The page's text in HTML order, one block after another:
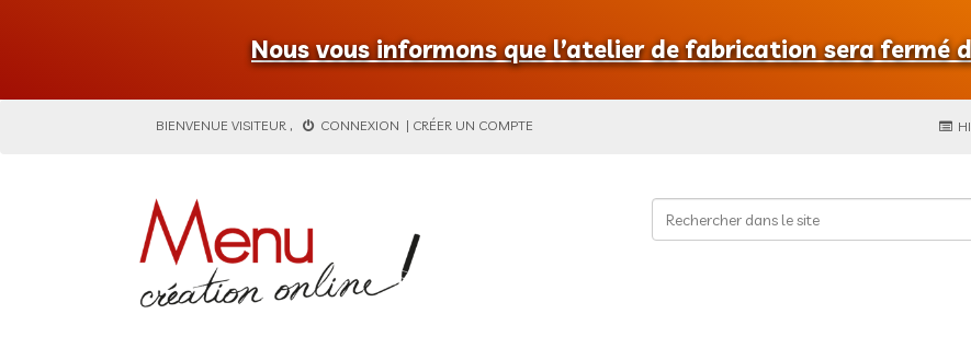
Nous vous informons que l’atelier de fabrication sera fermé
BIENVENUE VISITEUR , CONNEXION | CRÉER UN COMPTE